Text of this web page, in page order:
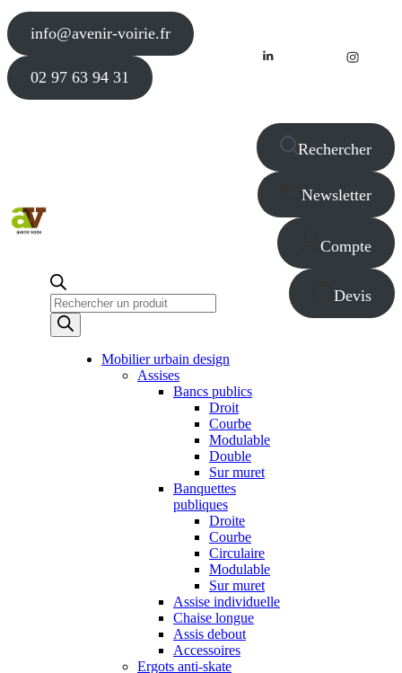
info@avenir-voirie.fr
02 97 63 94 31
Recherche
de
produits
Rechercher
Newsletter
Compte
Devis
Mobilier urbain design
Assises
Bancs publics
Droit
Courbe
Modulable
Double
Sur muret
Banquettes
publiques
Droite
Courbe
Circulaire
Modulable
Sur muret
Assise individuelle
Chaise longue
Assis debout
Accessoires
Ergots anti-skate